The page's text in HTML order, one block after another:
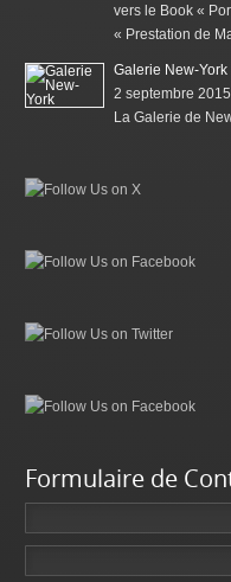
vers le Book «
« Prestation de
Galerie New-York
2 septembre 2015
La Galerie de
Formulaire de